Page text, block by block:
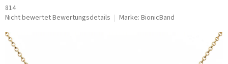
814
Die
Produktbewertung
ist
Nicht bewertetBewertungsdetails Marke: BionicBand